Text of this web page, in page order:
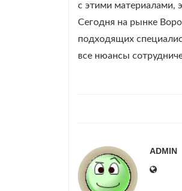
с этими материалами,
Сегодня на рынке
подходящих
все нюансы
ADMIN